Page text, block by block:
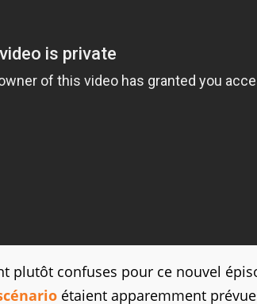
plutôt confuses pour ce nouvel
étaient apparemment